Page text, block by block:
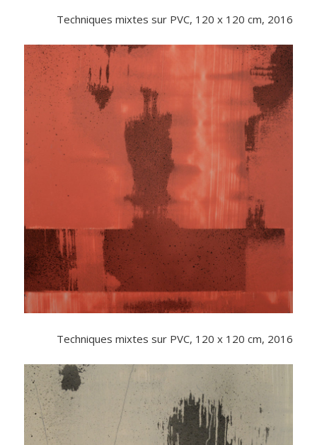
Techniques mixtes sur PVC, 120 x 120 cm, 2016
Techniques mixtes sur PVC, 120 x 120 cm, 2016